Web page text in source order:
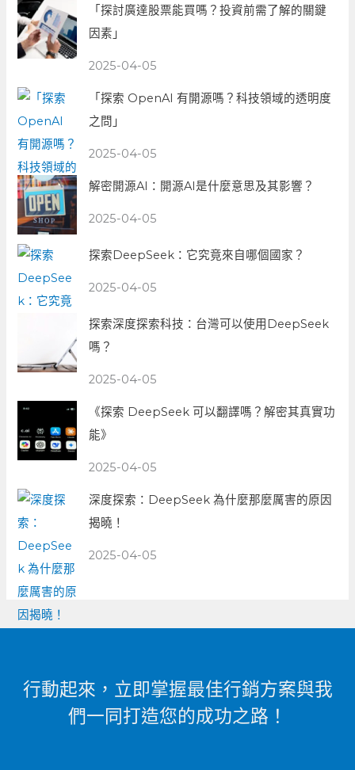
「探討廣達股票能買嗎？投資前需了解的關鍵
因素」
2025-04-05
「探索 OpenAI 有開源嗎？科技領域的透明度
之問」
2025-04-05
解密開源AI：開源AI是什麼意思及其影響？
2025-04-05
探索DeepSeek：它究竟來自哪個國家？
2025-04-05
探索深度探索科技：台灣可以使用DeepSeek
嗎？
2025-04-05
《探索 DeepSeek 可以翻譯嗎？解密其真實功
能》
2025-04-05
深度探索：DeepSeek 為什麼那麼厲害的原因
揭曉！
2025-04-05
行動起來，立即掌握最佳行銷方案與我
們一同打造您的成功之路！